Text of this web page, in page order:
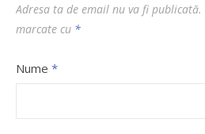
Adresa ta de email nu va fi publicată.
marcate cu *
Nume *